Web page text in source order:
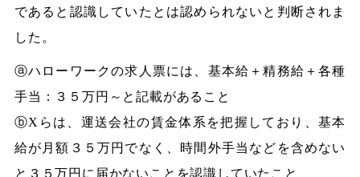
であると認識していたとは認められないと判断されま
した。
ⓐハローワークの求人票には、基本給＋精務給＋各種
手当：３５万円～と記載があること
ⓑXらは、運送会社の賃金体系を把握しており、基本
給が月額３５万円でなく、時間外手当などを含めない
と３５万円に届かないことを認識していたこと